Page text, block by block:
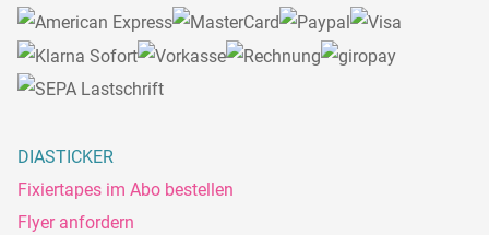
DIASTICKER
Fixiertapes im Abo bestellen
Flyer anfordern